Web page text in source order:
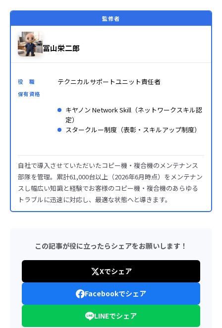
監修者
冨山栄二郎
役 職 テクニカルサポートユニット責任者
保有資格
キヤノン Network Skill（ネットワークスキル認
定）
スタークルー制度（表彰・スキルアップ制度）
自社で導入させていただいたコピー機・複合機のメンテナンス
部隊を管理。累計61,000台以上（2026年6月時点）をメンテナン
スし幅広い知識と経験でお客様のコピー機・複合機のあらゆる
トラブルに迅速に対応し、最適な状態へと導きます。
この記事が役に立ったらシェアをお願いします！
Xでシェア
Facebookでシェア
LINEでシェア